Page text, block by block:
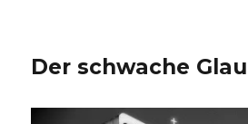
Der schwache